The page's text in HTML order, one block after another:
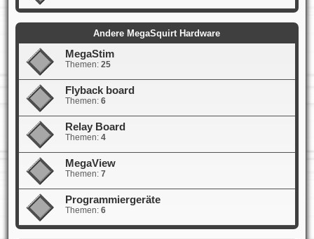
Andere MegaSquirt Hardware
MegaStim
Themen: 25
Flyback board
Themen: 6
Relay Board
Themen: 4
MegaView
Themen: 7
Programmiergeräte
Themen: 6